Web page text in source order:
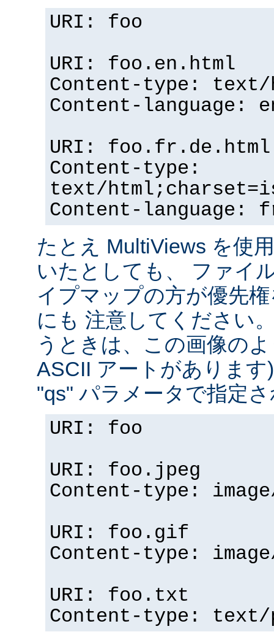
URI: foo
URI: foo.en.html
Content-type: text/
Content-language:
URI: foo.fr.de.html
Content-type:
text/
Content-language:
たとえ MultiViews を使
いたとしても、 ファイ
イプマップの方が優先
にも 注意してください
うときは、この画像の
ASCII アートがありま
"qs" パラメータで指定
URI: foo
URI: foo.jpeg
Content-type:
URI: foo.gif
Content-type:
URI: foo.txt
Content-type: